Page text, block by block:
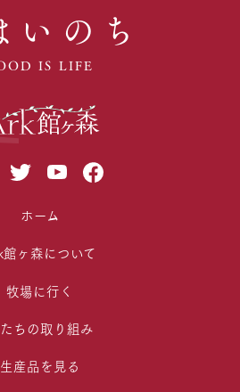
いのち
IS LIFE
ホーム
ヶ森について
牧場に行く
ちの取り組み
生産品を見る